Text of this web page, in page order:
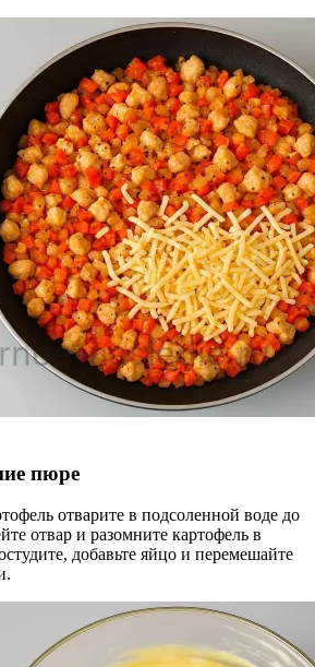
пюре
отварите в подсоленной воде до
отвар и разомните картофель в
добавьте яйцо и перемешайте